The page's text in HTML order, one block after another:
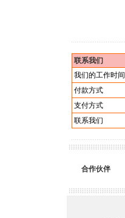
联系我们
我们的工作时间
付款方式
支付方式
联系我们
合作伙伴